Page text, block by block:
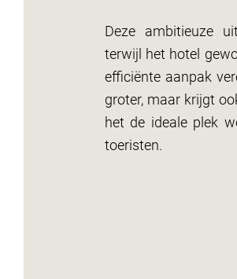
Deze ambitieuze
terwijl het hotel
efficiënte aanpak
groter, maar krijgt
het de ideale plek
toeristen.